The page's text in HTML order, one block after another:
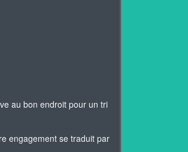
au bon endroit pour un tri
engagement se traduit par